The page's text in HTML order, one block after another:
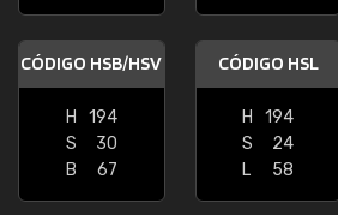
CÓDIGO HSB/HSV
H
194
S
30
B
67
CÓDIGO HSL
H
194
S
24
L
58